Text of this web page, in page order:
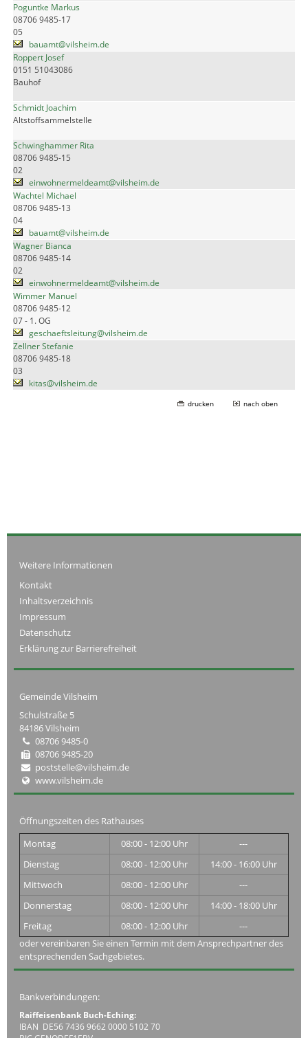
Poguntke Markus
08706 9485-17
05
bauamt@vilsheim.de
Roppert Josef
0151 51043086
Bauhof
Schmidt Joachim
Altstoffsammelstelle
Schwinghammer Rita
08706 9485-15
02
einwohnermeldeamt@vilsheim.de
Wachtel Michael
08706 9485-13
04
bauamt@vilsheim.de
Wagner Bianca
08706 9485-14
02
einwohnermeldeamt@vilsheim.de
Wimmer Manuel
08706 9485-12
07 - 1. OG
geschaeftsleitung@vilsheim.de
Zellner Stefanie
08706 9485-18
03
kitas@vilsheim.de
drucken nach oben
Weitere Informationen
Kontakt
Inhaltsverzeichnis
Impressum
Datenschutz
Erklärung zur Barrierefreiheit
Gemeinde Vilsheim
Schulstraße 5
84186 Vilsheim
08706 9485-0
08706 9485-20
poststelle@vilsheim.de
www.vilsheim.de
Öffnungszeiten des Rathauses
Montag
08:00 - 12:00 Uhr
---
Dienstag
08:00 - 12:00 Uhr
14:00 - 16:00 Uhr
Mittwoch
08:00 - 12:00 Uhr
---
Donnerstag
08:00 - 12:00 Uhr
14:00 - 18:00 Uhr
Freitag
08:00 - 12:00 Uhr
---
oder vereinbaren Sie einen Termin mit dem Ansprechpartner des
entsprechenden Sachgebietes.
Bankverbindungen:
Raiffeisenbank Buch-Eching:
IBAN DE56 7436 9662 0000 5102 70